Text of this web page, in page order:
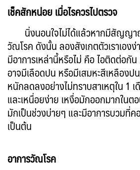
เช็คสักหน่อย เมื่อไรควรไปตรวจ
นิ่งนอนใจไม่ได้แล้วหากมีสัญญา
วัณโรค ดังนั้น ลองสังเกตตัวเราเองง่
มีอาการเหล่านี้หรือไม่ คือ ไอติดต่อกั
อาจมีเลือดปน หรือมีเสมหะสีเหลืองป
หนักลดลงอย่างไม่ทราบสาเหตุใน 1
และเหนื่อยง่าย เหงื่อมักออกมากในต
มักเป็นช่วงบ่ายๆ และมีอาการบวมที่
เป็นต้น
อาการวัณโรค